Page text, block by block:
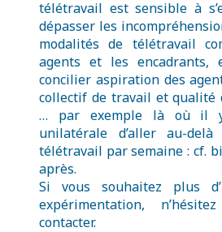
télétravail est sensible à
dépasser les
modalités de télétravail
agents et les encadrants,
concilier aspiration des
collectif de travail et qualité
… par exemple là où il
unilatérale d’aller au-
télétravail par semaine : cf.
après.
Si vous souhaitez plus
expérimentation,
contacter.